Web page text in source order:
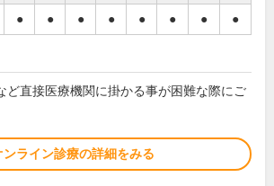
● ● ● ● ● ● ● ●
ど直接医療機関に掛かる事が困難な際にご
ンライン診療の詳細をみる